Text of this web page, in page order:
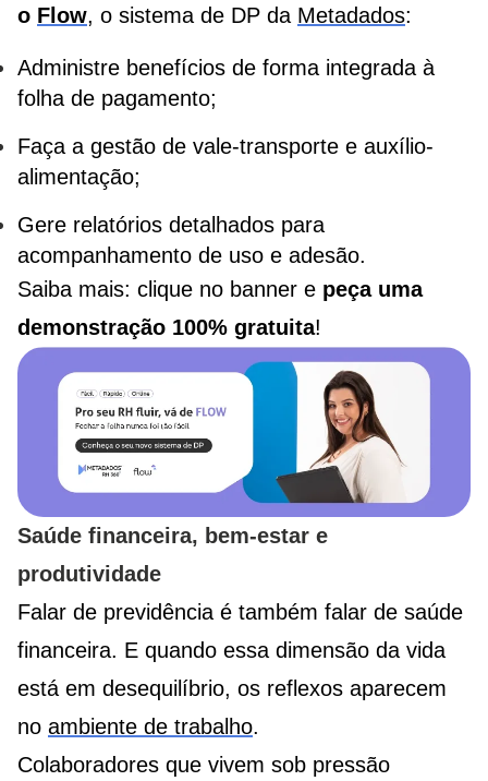
o Flow, o sistema de DP da Metadados:
Administre benefícios de forma integrada à
folha de pagamento;
Faça a gestão de vale-transporte e auxílio-
alimentação;
Gere relatórios detalhados para
acompanhamento de uso e adesão.
Saiba mais: clique no banner e peça uma
demonstração 100% gratuita!
Saúde financeira, bem-estar e
produtividade
Falar de previdência é também falar de saúde
financeira. E quando essa dimensão da vida
está em desequilíbrio, os reflexos aparecem
no ambiente de trabalho.
Colaboradores que vivem sob pressão